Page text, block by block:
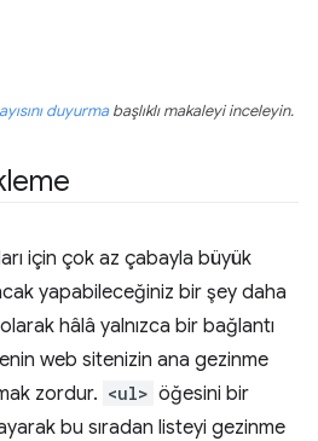
duyurmabaşlıklı makaleyi inceleyin.
için çok az çabayla büyük
yapabileceğiniz bir şey daha
hâlâ yalnızca bir bağlantı
web sitenizin ana gezinme
zordur. <ul> öğesini bir
bu sıradan listeyi gezinme